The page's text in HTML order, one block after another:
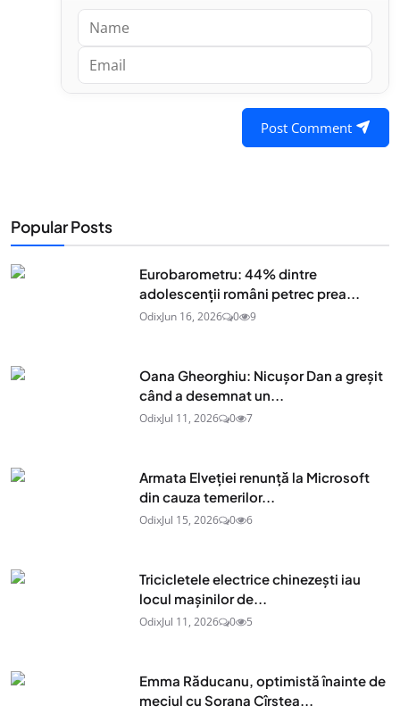
Post Comment
Popular Posts
Eurobarometru: 44% dintre
adolescenţii români petrec prea...
OdixJun 16, 2026 0 9
Oana Gheorghiu: Nicușor Dan a greșit
când a desemnat un...
OdixJul 11, 2026 0 7
Armata Elveției renunță la Microsoft
din cauza temerilor...
OdixJul 15, 2026 0 6
Tricicletele electrice chinezești iau
locul mașinilor de...
OdixJul 11, 2026 0 5
Emma Răducanu, optimistă înainte de
meciul cu Sorana Cîrstea...